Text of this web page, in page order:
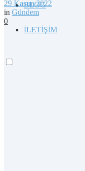
BLOG
İLETİŞİM
29 Kasım 2022
in Gündem
0